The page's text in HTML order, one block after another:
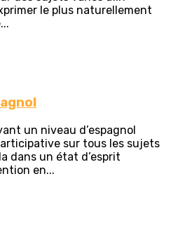
le plus naturellement
un niveau d’espagnol
sur tous les sujets
dans un état d’esprit
en...